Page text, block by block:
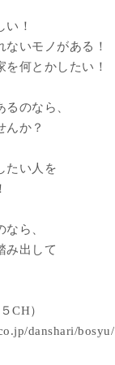
い！
ないモノがある！
を何とかしたい！
のなら、
んか？
たい人を
ら、
み出して
CH）
danshari/bosyu/